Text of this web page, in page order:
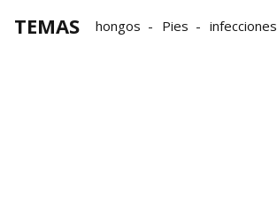
TEMAS hongos Pies
infecciones